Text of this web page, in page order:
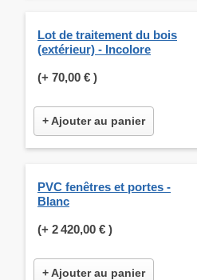
Lot de traitement du bois
(extérieur) - Incolore
(+ 70,00 € )
+ Ajouter au panier
PVC fenêtres et portes -
Blanc
(+ 2 420,00 € )
+ Ajouter au panier